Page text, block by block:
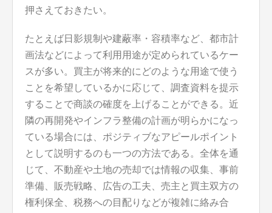
押さえておきたい。
たとえば日影規制や建蔽率・容積率など、都市計
画法などによって利用用途が定められているケー
スが多い。買主が将来的にどのような用途で使う
ことを希望しているかに応じて、調査資料を提示
することで商談の確度を上げることができる。近
隣の再開発やインフラ整備の計画が明らかになっ
ている場合には、ポジティブなアピールポイント
として説明するのも一つの方法である。全体を通
じて、不動産や土地の売却では情報の収集、事前
準備、販売戦略、広告の工夫、売主と買主双方の
権利保全、税務への目配りなどが複雑に絡み合